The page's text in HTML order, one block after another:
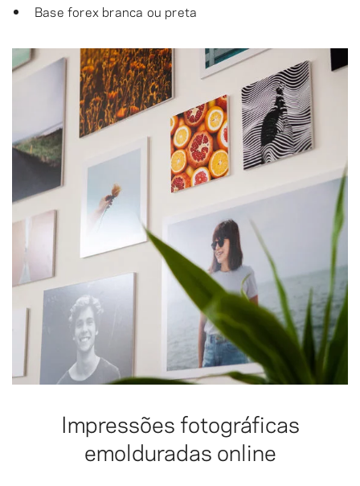
Base forex branca ou preta
Impressões fotográficas
emolduradas online